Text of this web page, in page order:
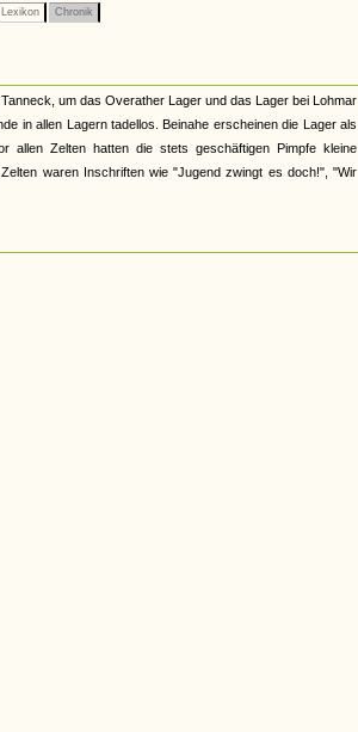
Lexikon Chronik
um das Overather Lager und das Lager bei Lohmar
in allen Lagern tadellos. Beinahe erscheinen die Lager als
allen Zelten hatten die stets geschäftigen Pimpfe kleine
waren Inschriften wie "Jugend zwingt es doch!", "Wir